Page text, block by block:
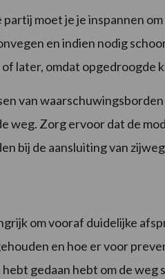
moet je je inspannen
en indien nodig
later, omdat opgedroogde
van
weg. Zorg ervoor dat de
bij de aansluiting van
om vooraf duidelijke
en hoe er voor
gedaan hebt om de weg